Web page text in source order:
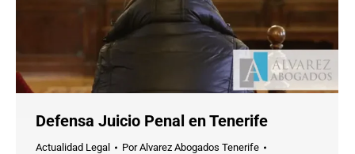
Defensa Juicio Penal en Tenerife
Actualidad Legal PorAlvarez Abogados Tenerife